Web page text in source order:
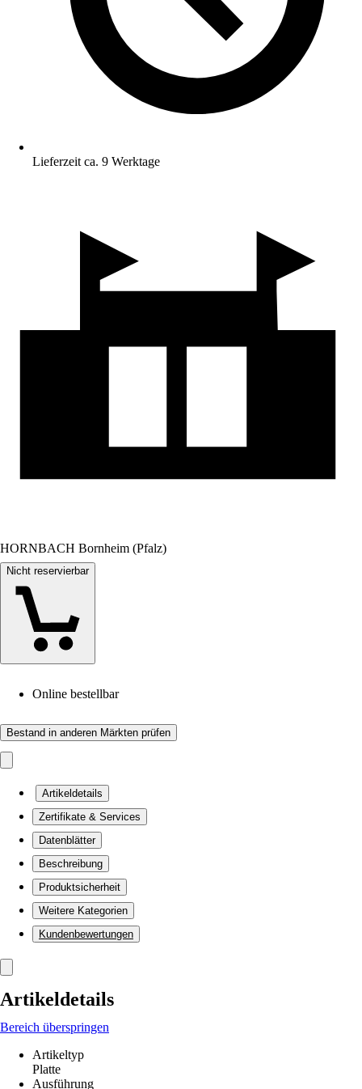
Lieferzeit ca. 9 Werktage
HORNBACH Bornheim (Pfalz)
Nicht reservierbar
Online bestellbar
Bestand in anderen Märkten prüfen
Artikeldetails
Zertifikate & Services
Datenblätter
Beschreibung
Produktsicherheit
Weitere Kategorien
Kundenbewertungen
Artikeldetails
Bereich überspringen
Artikeltyp
Platte
Ausführung